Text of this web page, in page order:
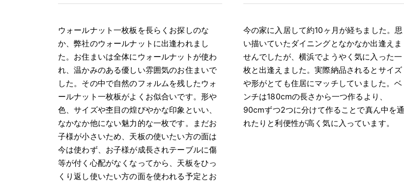
ウォールナット一枚板を長らくお探しのな
か、弊社のウォールナットに出逢われまし
た。お住まいは全体にウォールナットが使わ
れ、温かみのある優しい雰囲気のお住まいで
した。その中で自然のフォルムを残したウォ
ールナット一枚板がよくお似合いです。形や
色、サイズや杢目の煌びやかな印象といい、
なかなか他にない魅力的な一枚です。まだお
子様が小さいため、天板の使いたい方の面は
今は使わず、お子様が成長されテーブルに傷
等が付く心配がなくなってから、天板をひっ
くり返し使いたい方の面を使われる予定とお
今の家に入居して約10ヶ月が経ちました。思
い描いていたダイニングとなかなか出逢えま
せんでしたが、横浜でようやく気に入った一
枚と出逢えました。実際納品されるとサイズ
や形がとても住居にマッチしていました。ベ
ンチは180cmの長さから一つ作るより、
90cmずつ2つに分けて作ることで真ん中を通
れたりと利便性が高く気に入っています。